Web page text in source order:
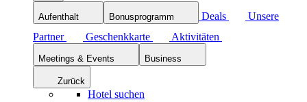
Aufenthalt Bonusprogramm Deals
Unsere
Partner
Geschenkkarte Aktivitäten
Meetings & Events Business
Zurück
Hotel suchen